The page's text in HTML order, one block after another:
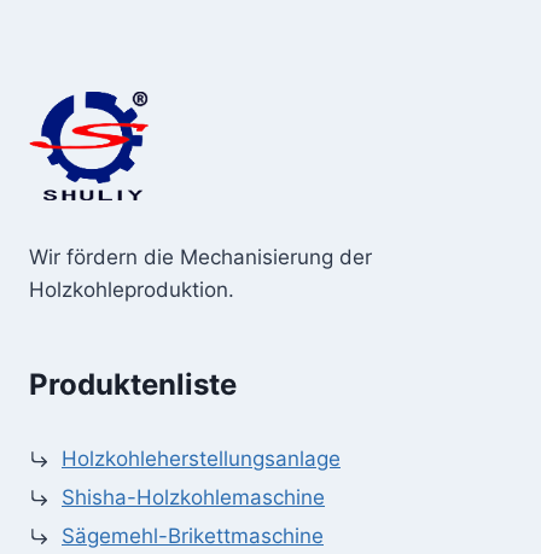
Wir fördern die Mechanisierung der
Holzkohleproduktion.
Produktenliste
Holzkohleherstellungsanlage
Shisha-Holzkohlemaschine
Sägemehl-Brikettmaschine